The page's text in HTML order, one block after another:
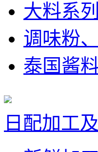
大料系列
调味粉
泰国酱
日配加工